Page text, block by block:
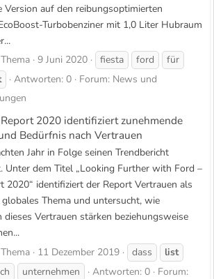
Version auf den reibungsoptimierten
Turbobenziner mit 1,0 Liter Hubraum
Thema 9 Juni 2020 fiesta ford
für
Antworten: 0 Forum: News und
2020 identifiziert zunehmende
Bedürfnis nach Vertrauen
Jahr in Folge seinen Trendbericht
Unter dem Titel „Looking Further with Ford –
2020“ identifiziert der Report Vertrauen als
Thema und untersucht, wie
dieses Vertrauen stärken beziehungsweise
Thema 11 Dezember 2019 dass
list
unternehmen Antworten: 0
Forum: